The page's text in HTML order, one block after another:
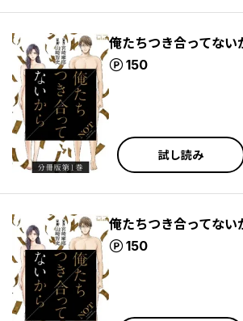
俺たちつき合ってない
150
ポイント
試し読み
俺たちつき合ってない
150
ポイント